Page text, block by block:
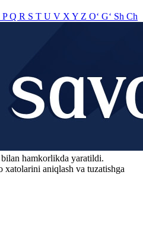
PQ R S T U V X Y Z O‘ G‘ Sh Ch
hamkorlikda yaratildi.
xatolarini aniqlash va tuzatishga